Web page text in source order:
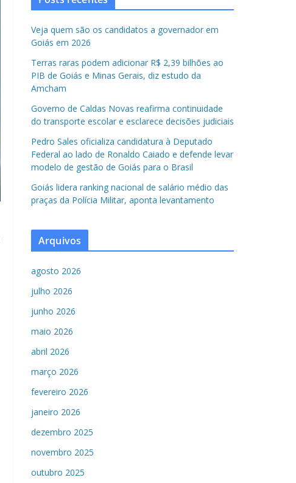
Veja quem são os candidatos a governador em
Goiás em 2026
Terras raras podem adicionar R$ 2,39 bilhões ao
PIB de Goiás e Minas Gerais, diz estudo da
Amcham
Governo de Caldas Novas reafirma continuidade
do transporte escolar e esclarece decisões judiciais
Pedro Sales oficializa candidatura à Deputado
Federal ao lado de Ronaldo Caiado e defende levar
modelo de gestão de Goiás para o Brasil
Goiás lidera ranking nacional de salário médio das
praças da Polícia Militar, aponta levantamento
Arquivos
agosto 2026
julho 2026
junho 2026
maio 2026
abril 2026
março 2026
fevereiro 2026
janeiro 2026
dezembro 2025
novembro 2025
outubro 2025